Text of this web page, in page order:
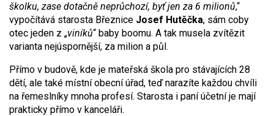
školku, zase dotačně neprůchozí, byť jen za 6 milionů,“
vypočítává starosta Březnice Josef Hutěčka, sám coby
otec jeden z „viníků“ baby boomu. A tak musela zvítězit
varianta nejúspornější, za milion a půl.
Přímo v budově, kde je mateřská škola pro stávajících 28
dětí, ale také místní obecní úřad, teď narazíte každou chvíli
na řemeslníky mnoha profesí. Starosta i paní účetní je mají
prakticky přímo v kanceláři.